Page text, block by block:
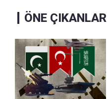
ÖNE ÇIKANLAR